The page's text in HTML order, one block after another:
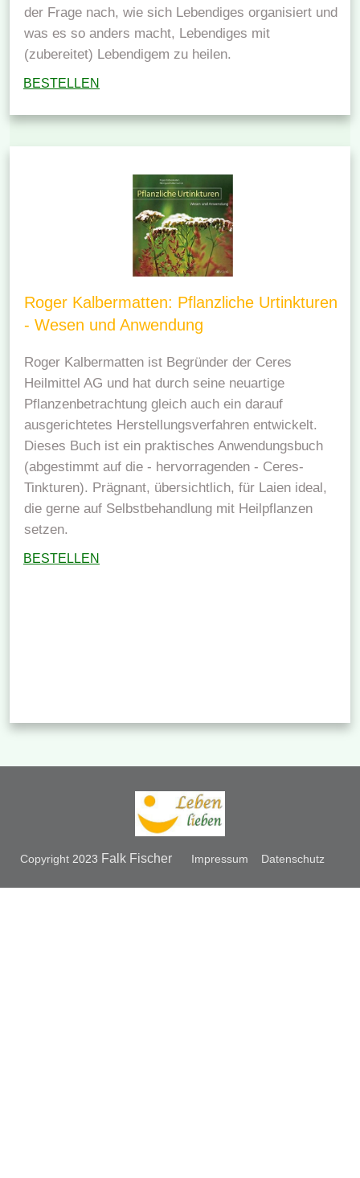
der Frage nach, wie sich Lebendiges organisiert und
was es so anders macht, Lebendiges mit
(zubereitet) Lebendigem zu heilen.
BESTELLEN
Roger Kalbermatten: Pflanzliche Urtinkturen
- Wesen und Anwendung
Roger Kalbermatten ist Begründer der Ceres
Heilmittel AG und hat durch seine neuartige
Pflanzenbetrachtung gleich auch ein darauf
ausgerichtetes Herstellungsverfahren entwickelt.
Dieses Buch ist ein praktisches Anwendungsbuch
(abgestimmt auf die - hervorragenden - Ceres-
Tinkturen). Prägnant, übersichtlich, für Laien ideal,
die gerne auf Selbstbehandlung mit Heilpflanzen
setzen.
BESTELLEN
Copyright 2023 Falk Fischer Impressum Datenschutz